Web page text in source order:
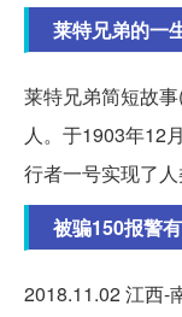
莱特兄弟的一
莱特兄弟简短故
人。于1903年12
行者一号实现了
被骗150报警
2018.11.02 江西-